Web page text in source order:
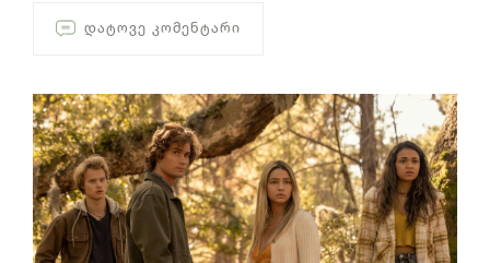
ᲓᲐᲢᲝᲕᲔ ᲙᲝᲛᲔᲜᲢᲐᲠᲘ